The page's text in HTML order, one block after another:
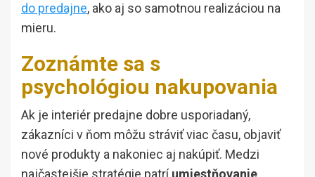
do predajne, ako aj so samotnou realizáciou na
mieru.
Zoznámte sa s
psychológiou nakupovania
Ak je interiér predajne dobre usporiadaný,
zákazníci v ňom môžu stráviť viac času, objaviť
nové produkty a nakoniec aj nakúpiť. Medzi
najčastejšie stratégie patríumiestňovanie